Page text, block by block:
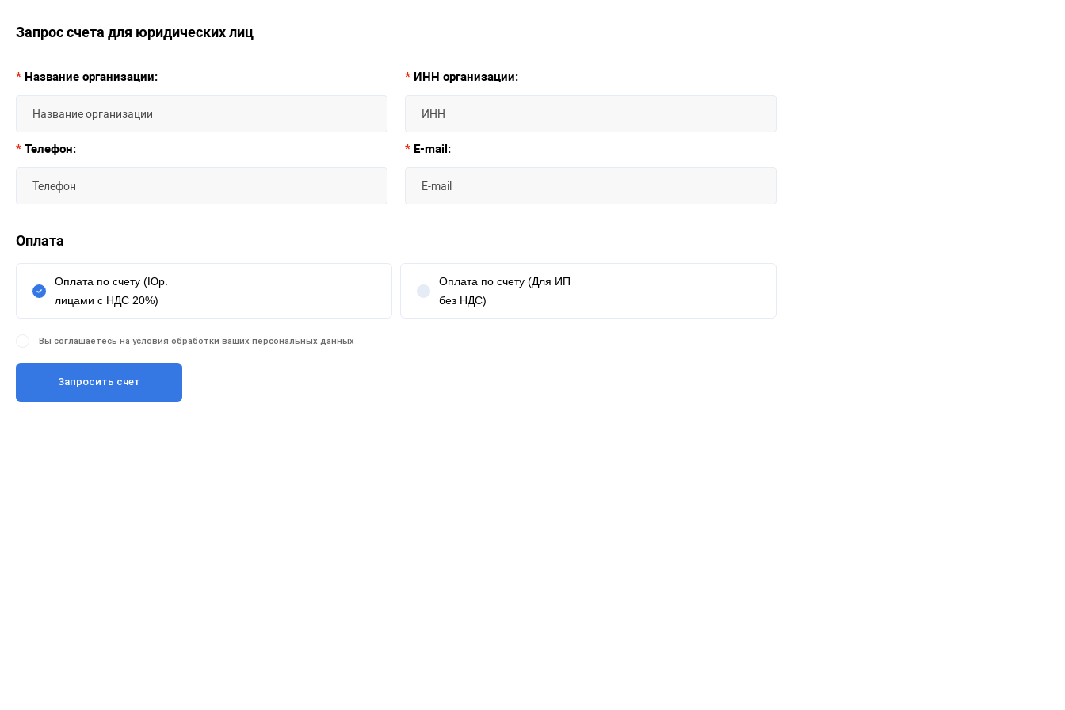
Запрос счета для юридических лиц
* Название организации: * ИНН организации:
* Телефон: * E-mail:
Оплата
Оплата по счету (Юр.
лицами с НДС 20%)
Оплата по счету (Для ИП
без НДС)
Вы соглашаетесь на условия обработки ваших персональных данных